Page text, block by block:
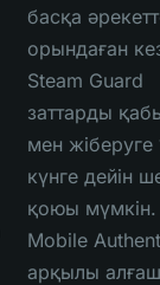
басқа
орындаған
Steam Guard
заттарды
мен жіберуге
күнге дейін
қоюы мүмкін.
Mobile
арқылы алғаш